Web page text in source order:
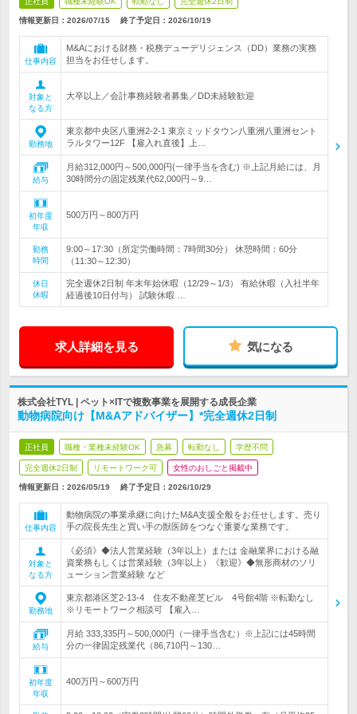
情報更新日：2026/07/15 終了予定日： 2026/10/19
仕事内容
M&Aにおける財務・税務デューデリジェンス（DD）業務の実務
担当をお任せします。
対象と
なる方
大卒以上／会計事務経験者募集／DD未経験歓迎
勤務地
東京都中央区八重洲2-2-1 東京ミッドタウン八重洲八重洲セント
ラルタワー12F 【雇入れ直後】上…
給与
月給312,000円～500,000円(一律手当を含む) ※上記月給には、月
30時間分の固定残業代62,000円～9…
初年度
年収
500万円～800万円
勤務
時間
9:00～17:30（所定労働時間：7時間30分） 休憩時間：60分
（11:30～12:30）
休日
休暇
完全週休2日制 年末年始休暇（12/29～1/3） 有給休暇（入社半年
経過後10日付与） 試験休暇 …
求人詳細を見る 気になる
株式会社TYL | ペット×ITで複数事業を展開する成長企業
動物病院向け【M&Aアドバイザー】*完全週休2日制
正社員 職種・業種未経験OK 急募 転勤なし 学歴不問
完全週休2日制 リモートワーク可 女性のおしごと掲載中
情報更新日：2026/05/19 終了予定日： 2026/10/29
仕事内容
動物病院の事業承継に向けたM&A支援全般をお任せします。売り
手の院長先生と買い手の獣医師をつなぐ重要な業務です。
対象と
なる方
《必須》◆法人営業経験（3年以上）または 金融業界における融
資業務もしくは営業経験（3年以上）《歓迎》◆無形商材のソリ
ューション営業経験 など
勤務地
東京都港区芝2-13-4 住友不動産芝ビル 4号館4階 ※転勤なし
※リモートワーク相談可 【雇入…
給与
月給 333,335円～500,000円（一律手当含む）※上記には45時間
分の一律固定残業代（86,710円～130…
初年度
年収
400万円～600万円